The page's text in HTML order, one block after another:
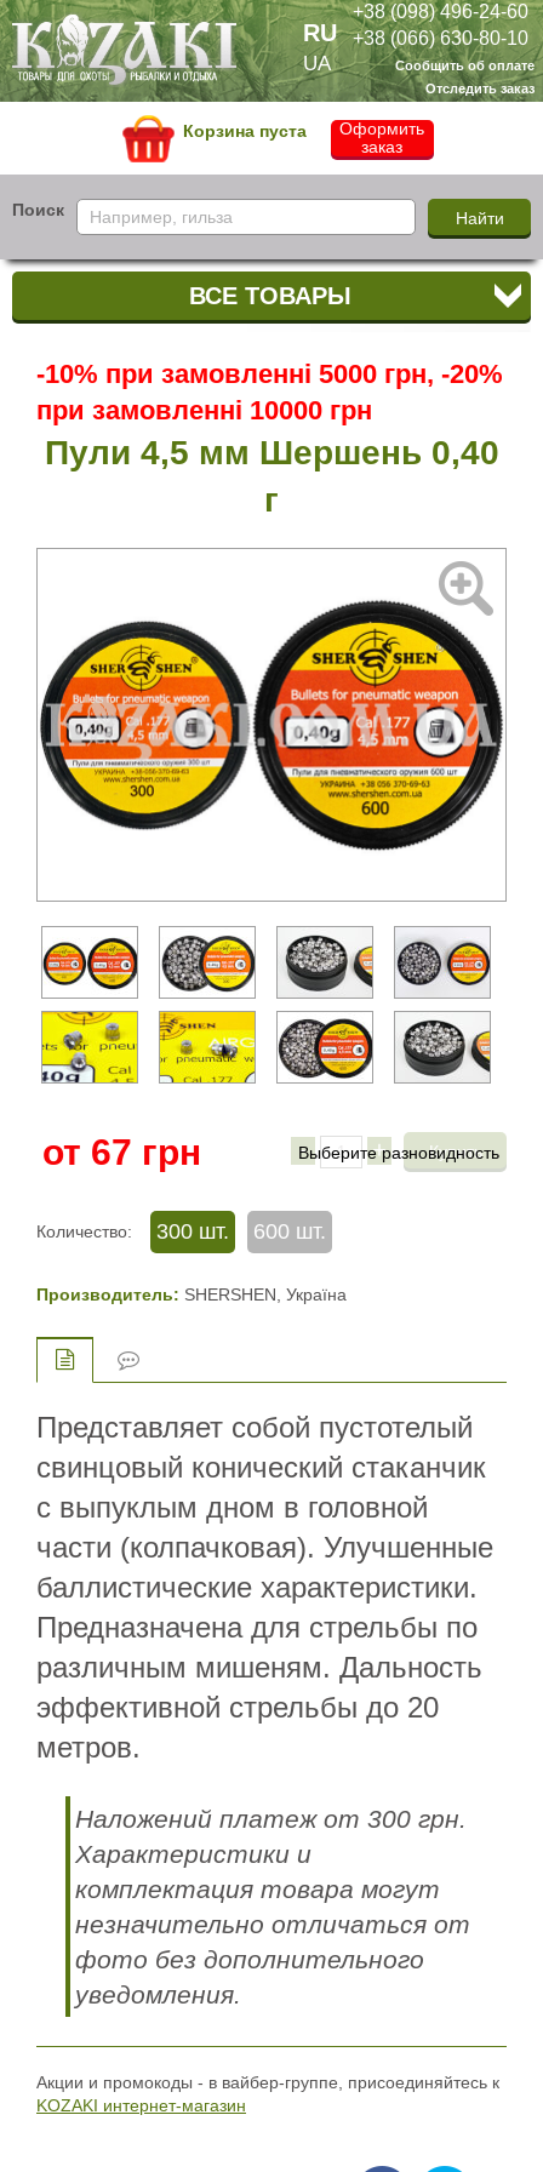
+38 (098) 496-24-60
+38 (066) 630-80-10
Сообщить об оплате
Отследить заказ
RU
UA
Корзина пуста
Оформить
заказ
Поиск
ВСЕ ТОВАРЫ
-10% при замовленні 5000 грн, -20%
при замовленні 10000 грн
Пули 4,5 мм Шершень 0,40
г
от 67 грн - +
Количество: 300 шт. 600 шт.
Производитель: SHERSHEN, Україна
Представляет собой пустотелый
свинцовый конический стаканчик
с выпуклым дном в головной
части (колпачковая). Улучшенные
баллистические характеристики.
Предназначена для стрельбы по
различным мишеням. Дальность
эффективной стрельбы до 20
метров.
Наложений платеж от 300 грн.
Характеристики и
комплектация товара могут
незначительно отличаться от
фото без дополнительного
уведомления.
Акции и промокоды - в вайбер-группе, присоединяйтесь к
KOZAKI интернет-магазин